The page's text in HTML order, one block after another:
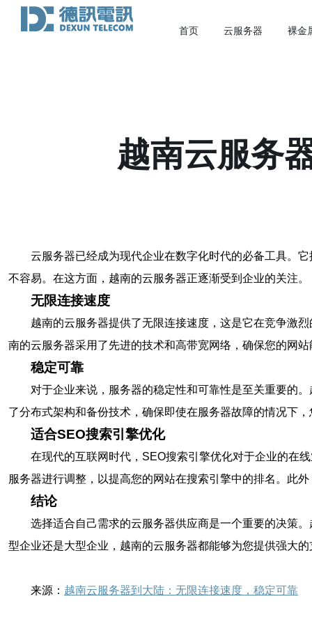
首页 云服务器 裸金
越南云服务
云服务器已经成为现代企业在数字化时代的必备工具。
不容易。在这方面，越南的云服务器正逐渐受到企业的关注。
无限连接速度
越南的云服务器提供了无限连接速度，这是它在竞争激
南的云服务器采用了先进的技术和高带宽网络，确保您的网
稳定可靠
对于企业来说，服务器的稳定性和可靠性是至关重要的
了分布式架构和备份技术，确保即使在服务器故障的情况下
适合SEO搜索引擎优化
在现代的互联网时代，SEO搜索引擎优化对于企业的在
服务器进行调整，以提高您的网站在搜索引擎中的排名。此
结论
选择适合自己需求的云服务器供应商是一个重要的决策
型企业还是大型企业，越南的云服务器都能够为您提供强大
来源： 越南云服务器到大陆：无限连接速度，稳定可靠